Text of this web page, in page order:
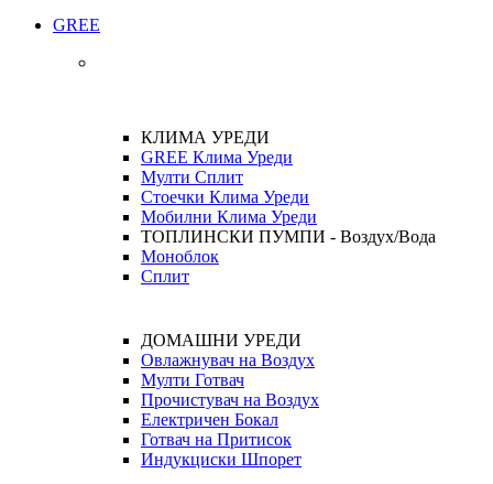
GREE
КЛИМА УРЕДИ
GREE Клима Уреди
Мулти Сплит
Стоечки Клима Уреди
Мобилни Клима Уреди
ТОПЛИНСКИ ПУМПИ - Воздух/Вода
Моноблок
Сплит
ДОМАШНИ УРЕДИ
Овлажнувач на Воздух
Мулти Готвач
Прочистувач на Воздух
Електричен Бокал
Готвач на Притисок
Индукциски Шпорет